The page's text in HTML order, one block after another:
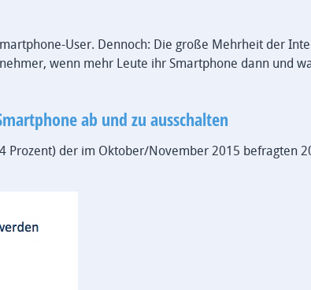
User. Dennoch: Die große Mehrheit der
wenn mehr Leute ihr Smartphone dann und
ab und zu ausschalten
Prozent) der im Oktober/November 2015 befragten